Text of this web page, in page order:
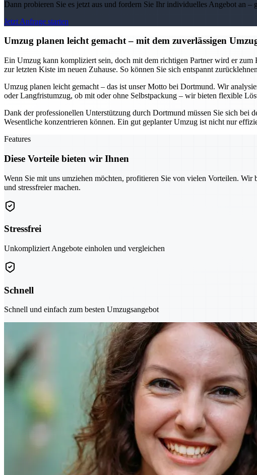
Dann probieren Sie es jetzt aus und fordern Sie Ihr individuelles Angebot an –
Jetzt Anfrage starten
Umzug planen leicht gemacht – mit dem zuverlässigen
Ein Umzug kann kompliziert sein, doch mit dem richtigen Partner wird er
zur letzten Kiste im neuen Zuhause. So können Sie sich entspannt
Umzug planen leicht gemacht – das ist unser Motto bei Dortmund. Wir
oder Langfristumzug, ob mit oder ohne Selbstpackung – wir bieten flexible
Dank der professionellen Unterstützung durch Dortmund müssen Sie sich bei
Wesentliche konzentrieren können. Ein gut geplanter Umzug ist nicht nur
Features
Diese Vorteile bieten wir Ihnen
Wenn Sie mit uns umziehen möchten, profitieren Sie von vielen Vorteilen.
und stressfreier machen.
Stressfrei
Unkompliziert Angebote einholen und vergleichen
Schnell
Schnell und einfach zum besten Umzugsangebot